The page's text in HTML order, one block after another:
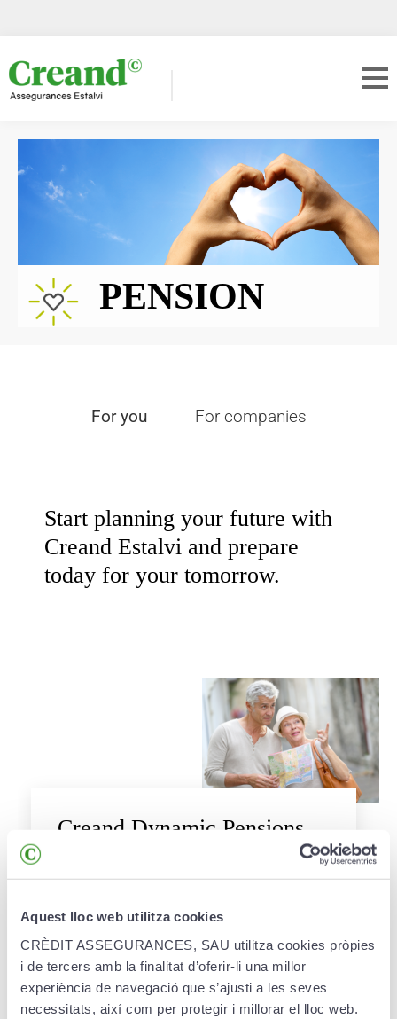
Aquest lloc web utilitza cookies
CRÈDIT ASSEGURANCES, SAU utilitza cookies pròpies
i de tercers amb la finalitat d’oferir-li una millor
experiència de navegació que s’ajusti a les seves
necessitats, així com per protegir i millorar el lloc web.
PENSION
For you For companies
Start planning your future with
Creand Estalvi and prepare
today for your tomorrow.
Creand Dynamic Pensions
investment according to the age of the policy
combination for the capital invested.
More information ›